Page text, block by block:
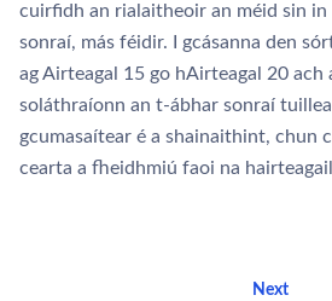
cuirfidh an rialaitheoir an méid sin
sonraí, más féidir. I gcásanna den
ag Airteagal 15 go hAirteagal 20 ach
soláthraíonn an t-ábhar sonraí
gcumasaítear é a shainaithint, chun
cearta a fheidhmiú faoi na
Next